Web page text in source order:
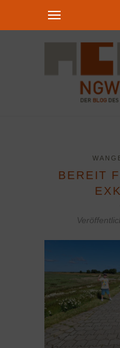
BEREIT